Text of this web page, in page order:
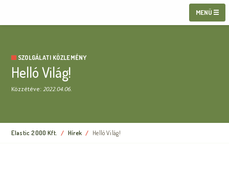
MENÜ
SZOLGÁLATI KÖZLEMÉNY
Helló Világ!
Közzétéve:2022.04.06.
Elastic 2000 Kft. Hírek Current:
Helló Világ!